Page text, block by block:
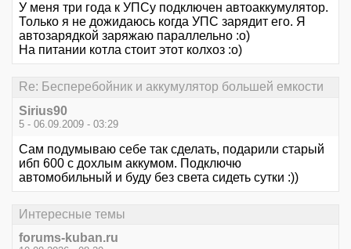
У меня три года к УПСу подключен автоаккумулятор.
Только я не дожидаюсь когда УПС зарядит его. Я
автозарядкой заряжаю параллельно :о)
На питании котла стоит этот колхоз :о)
Re: Бесперебойник и аккумулятор большей емкости
Sirius90
5 - 06.09.2009 - 03:29
Сам подумываю себе так сделать, подарили старый
ибп 600 с дохлым аккумом. Подключю
автомобильный и буду без света сидеть сутки :))
Интересные темы
forums-kuban.ru